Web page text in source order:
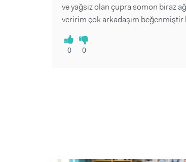
ve yağsız olan çupra somon biraz
veririm çok arkadaşım beğenmiştir
0 0